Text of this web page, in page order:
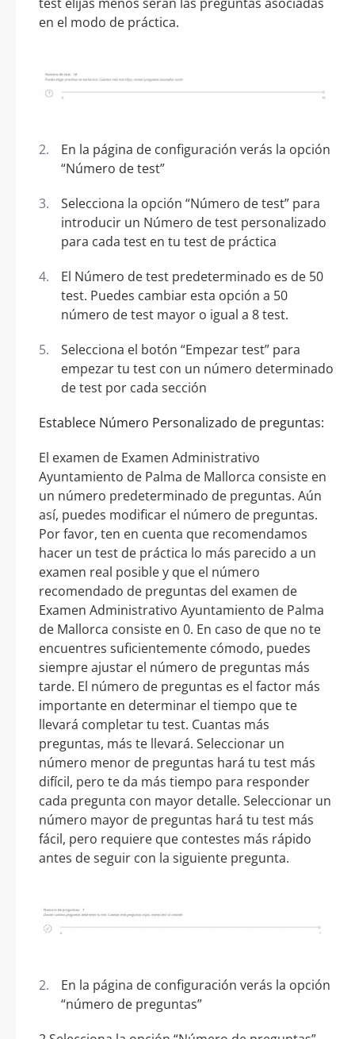
en el modo de práctica.
En la página de configuración verás la opción
“Número de test”
Selecciona la opción “Número de test” para
introducir un Número de test personalizado
para cada test en tu test de práctica
El Número de test predeterminado es de 50
test. Puedes cambiar esta opción a 50
número de test mayor o igual a 8 test.
Selecciona el botón “Empezar test” para
empezar tu test con un número determinado
de test por cada sección
Establece Número Personalizado de preguntas:
El examen de Examen Administrativo
Ayuntamiento de Palma de Mallorca consiste en
un número predeterminado de preguntas. Aún
así, puedes modificar el número de preguntas.
Por favor, ten en cuenta que recomendamos
hacer un test de práctica lo más parecido a un
examen real posible y que el número
recomendado de preguntas del examen de
Examen Administrativo Ayuntamiento de Palma
de Mallorca consiste en 0. En caso de que no te
encuentres suficientemente cómodo, puedes
siempre ajustar el número de preguntas más
tarde. El número de preguntas es el factor más
importante en determinar el tiempo que te
llevará completar tu test. Cuantas más
preguntas, más te llevará. Seleccionar un
número menor de preguntas hará tu test más
difícil, pero te da más tiempo para responder
cada pregunta con mayor detalle. Seleccionar un
número mayor de preguntas hará tu test más
fácil, pero requiere que contestes más rápido
antes de seguir con la siguiente pregunta.
En la página de configuración verás la opción
“número de preguntas”